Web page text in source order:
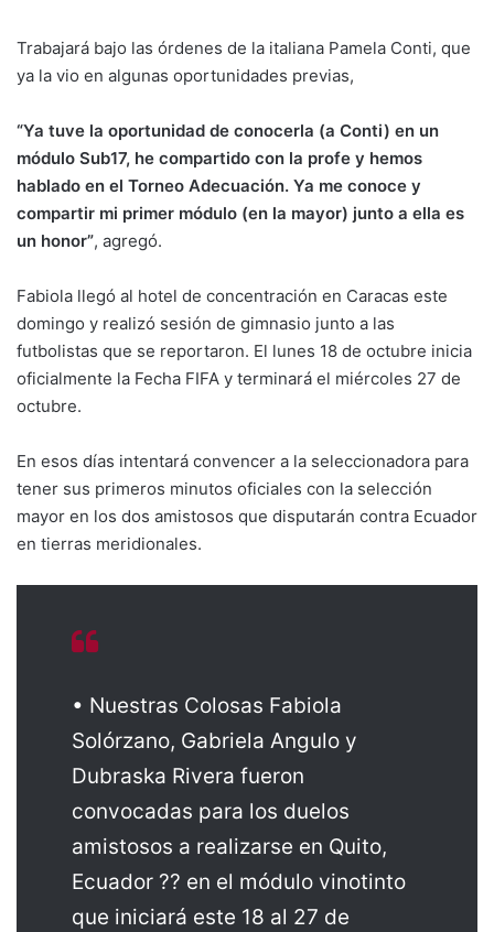
Trabajará bajo las órdenes de la italiana Pamela Conti, que
ya la vio en algunas oportunidades previas,
“Ya tuve la oportunidad de conocerla (a Conti) en un
módulo Sub17, he compartido con la profe y hemos
hablado en el Torneo Adecuación. Ya me conoce y
compartir mi primer módulo (en la mayor) junto a ella es
un honor”, agregó.
Fabiola llegó al hotel de concentración en Caracas este
domingo y realizó sesión de gimnasio junto a las
futbolistas que se reportaron. El lunes 18 de octubre inicia
oficialmente la Fecha FIFA y terminará el miércoles 27 de
octubre.
En esos días intentará convencer a la seleccionadora para
tener sus primeros minutos oficiales con la selección
mayor en los dos amistosos que disputarán contra Ecuador
en tierras meridionales.
• Nuestras Colosas Fabiola
Solórzano, Gabriela Angulo y
Dubraska Rivera fueron
convocadas para los duelos
amistosos a realizarse en Quito,
Ecuador ?? en el módulo vinotinto
que iniciará este 18 al 27 de